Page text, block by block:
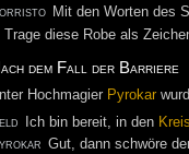
Mit den Worten des
Trage diese Robe als
dem Fall der Barriere
Hochmagier Pyrokar
Ich bin bereit, in den
Gut, dann schwöre